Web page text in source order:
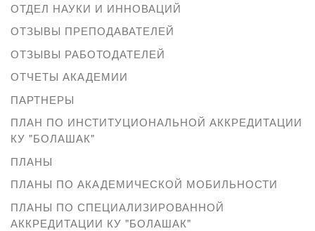
ОТДЕЛ НАУКИ И ИННОВАЦИЙ
ОТЗЫВЫ ПРЕПОДАВАТЕЛЕЙ
ОТЗЫВЫ РАБОТОДАТЕЛЕЙ
ОТЧЕТЫ АКАДЕМИИ
ПАРТНЕРЫ
ПЛАН ПО ИНСТИТУЦИОНАЛЬНОЙ АККРЕДИТАЦИИ
КУ "БОЛАШАК"
ПЛАНЫ
ПЛАНЫ ПО АКАДЕМИЧЕСКОЙ МОБИЛЬНОСТИ
ПЛАНЫ ПО СПЕЦИАЛИЗИРОВАННОЙ
АККРЕДИТАЦИИ КУ "БОЛАШАК"